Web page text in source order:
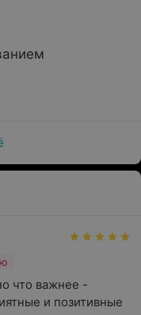
что важнее -
и позитивные